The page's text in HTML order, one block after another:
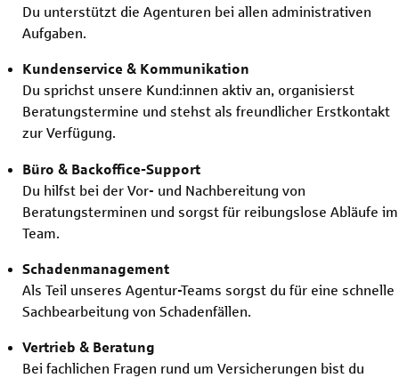
Du unterstützt die Agenturen bei allen administrativen
Aufgaben.
Kundenservice & Kommunikation
Du sprichst unsere Kund:innen aktiv an, organisierst
Beratungstermine und stehst als freundlicher Erstkontakt
zur Verfügung.
Büro & Backoffice-Support
Du hilfst bei der Vor- und Nachbereitung von
Beratungsterminen und sorgst für reibungslose Abläufe im
Team.
Schadenmanagement
Als Teil unseres Agentur-Teams sorgst du für eine schnelle
Sachbearbeitung von Schadenfällen.
Vertrieb & Beratung
Bei fachlichen Fragen rund um Versicherungen bist du